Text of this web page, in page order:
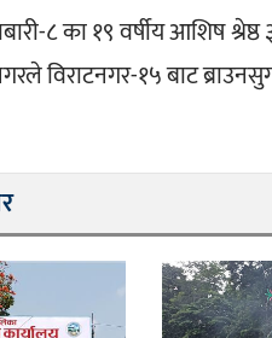
८ का १९ वर्षीय आशिष
विराटनगर-१५ बाट